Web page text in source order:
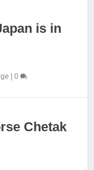
is in
|0
Chetak